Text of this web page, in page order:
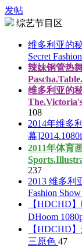
发帖
综艺节目区
维多利亚的
Secret
辣妹钢管热舞
维多利亚的
108
2014年维多
幕
2011年体育
237
2013 维多利
Fashion
【HDCHD
DHoom
【HDCHD
三原色 47